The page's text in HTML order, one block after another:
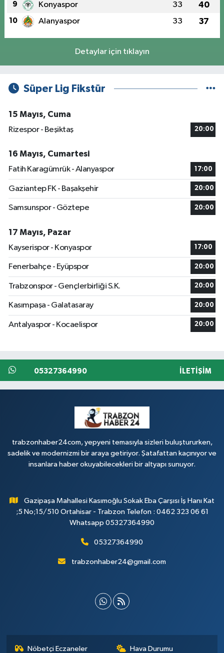
9 Konyaspor 33 40
10 Alanyaspor 33 37
Detaylar için tıklayın
Süper Lig Fikstür
15 Mayıs, Cuma
Rizespor - Beşiktaş
20:00
16 Mayıs, Cumartesi
Fatih Karagümrük - Alanyaspor
17:00
Gaziantep FK - Başakşehir 20:00
Samsunspor - Göztepe 20:00
17 Mayıs, Pazar
Kayserispor - Konyaspor
17:00
Fenerbahçe - Eyüpspor 20:00
Trabzonspor - Gençlerbirliği S.K. 20:00
Kasımpaşa - Galatasaray 20:00
Antalyaspor - Kocaelispor 20:00
05327364990 İLETIŞIM
trabzonhaber24com, yepyeni temasıyla sizleri buluştururken,
sadelik ve modernizmi bir araya getiriyor. Şatafattan kaçınıyor ve
insanlara haber okuyabilecekleri bir altyapı sunuyor.
Gazipaşa Mahallesi Kasımoğlu Sokak Eba Çarşısı İş Hanı Kat
;5 No;15/510 Ortahisar - Trabzon Telefon : 0462 323 06 61
Whatsapp 05327364990
05327364990
trabzonhaber24@gmail.com
Nöbetçi Eczaneler Hava Durumu